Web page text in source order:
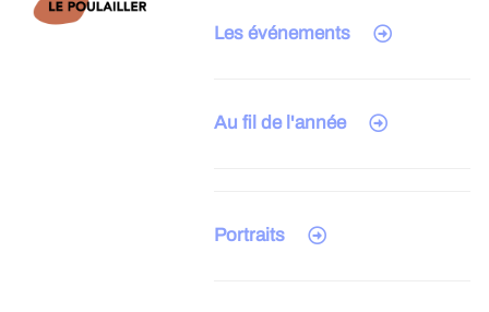
Les événements
Au fil de l'année
Portraits